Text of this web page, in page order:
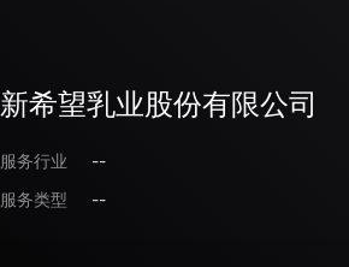
新希望乳业股份有限公司
服务行业
--
服务类型
--